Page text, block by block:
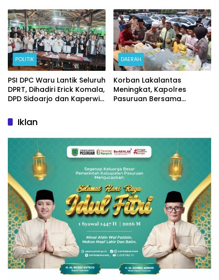
Demi Belajar
POLITIK
PSI DPC Waru Lantik Seluruh
DPRT, Dihadiri Erick Komala,
DPD Sidoarjo dan Kaperwil
DAERAH
Korban Lakalantas
Meningkat, Kapolres
Pasuruan Bersama
Iklan